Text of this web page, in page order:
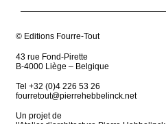
© Editions Fourre-Tout
43 rue Fond-Pirette
B-4000 Liège – Belgique
Tel +32 (0)4 226 53 26
fourretout@pierrehebbelinck.net
Un projet de